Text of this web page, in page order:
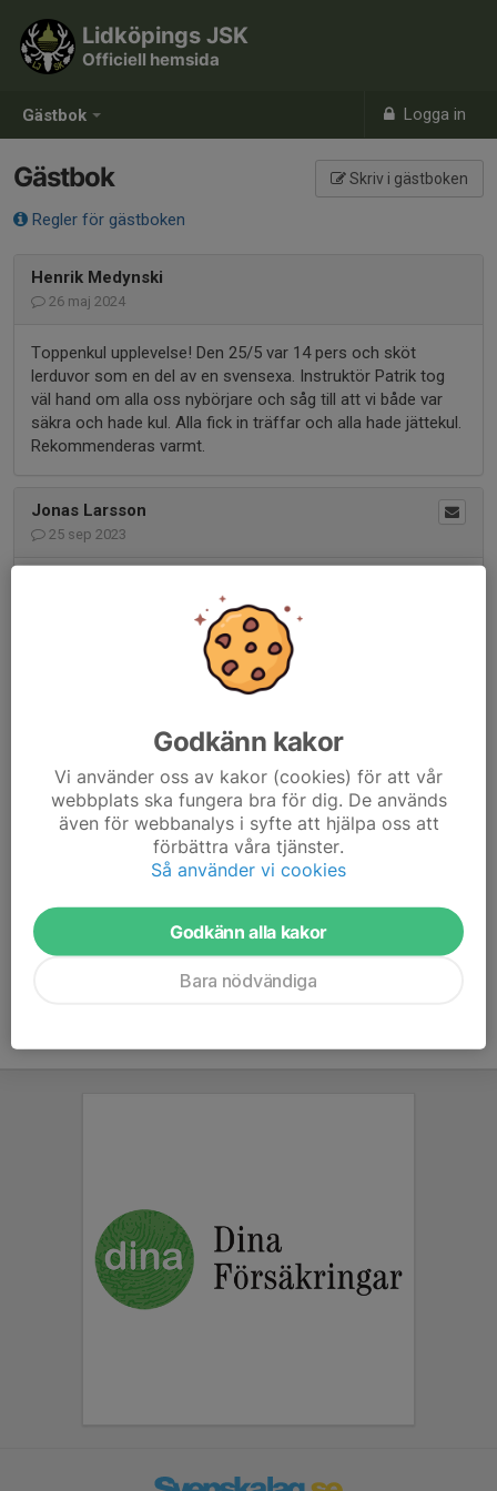
Gästbok Logga in
Lidköpings JSK
Officiell hemsida
Gästbok Skriv i gästboken
Regler för gästboken
Henrik Medynski
26 maj 2024
Toppenkul upplevelse! Den 25/5 var 14 pers och sköt
lerduvor som en del av en svensexa. Instruktör Patrik tog
väl hand om alla oss nybörjare och såg till att vi både var
säkra och hade kul. Alla fick in träffar och alla hade jättekul.
Rekommenderas varmt.
Jonas Larsson
25 sep 2023
Det var en enkel och trevlig tillställning även om mitt egna
skytte lämnade mer att önska.... :)
Jag har dock 2 önskemål inför kommande kulstigar.
1. Jag skulle önska att det vid varje station fanns en
måltavla intill skjutplatsen så att man kan närmare kan
studera och begrunda målet & träffområdet. (har funnits
tidigare)
2. När Ni markerar och läser upp resultaten så hade jag
önskat att man börjar läsa upp den sämsta poängen först.
Ex. 3:a, 4:a, 5:a, 5:a (har gjorts tidigare)
Godkänn kakor
Vi använder oss av kakor (cookies) för att vår
webbplats ska fungera bra för dig. De används
även för webbanalys i syfte att hjälpa oss att
förbättra våra tjänster.
Så använder vi cookies
Godkänn alla kakor
Bara nödvändiga